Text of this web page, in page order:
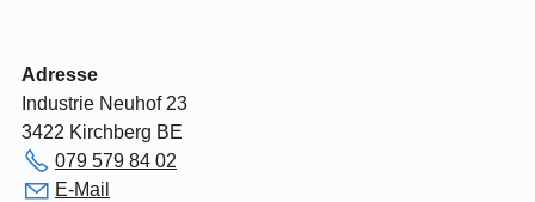
Adresse
Industrie Neuhof 23
3422 Kirchberg BE
079 579 84 02
E-Mail